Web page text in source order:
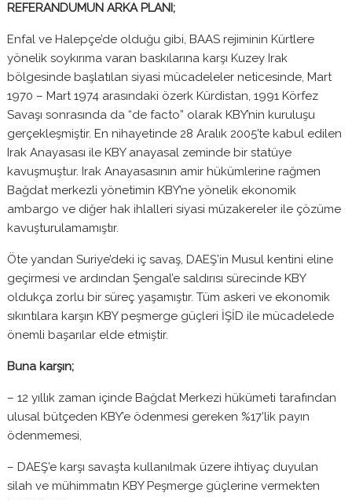
REFERANDUMUN ARKA PLANI;
Enfal ve Halepçe’de olduğu gibi, BAAS rejiminin Kürtlere
yönelik soykırıma varan baskılarına karşı Kuzey Irak
bölgesinde başlatılan siyasi mücadeleler neticesinde, Mart
1970 – Mart 1974 arasındaki özerk Kürdistan, 1991 Körfez
Savaşı sonrasında da “de facto” olarak KBY’nin kuruluşu
gerçekleşmiştir. En nihayetinde 28 Aralık 2005’te kabul edilen
Irak Anayasası ile KBY anayasal zeminde bir statüye
kavuşmuştur. Irak Anayasasının amir hükümlerine rağmen
Bağdat merkezli yönetimin KBY’ne yönelik ekonomik
ambargo ve diğer hak ihlalleri siyasi müzakereler ile çözüme
kavuşturulamamıştır.
Öte yandan Suriye’deki iç savaş, DAEŞ’in Musul kentini eline
geçirmesi ve ardından Şengal’e saldırısı sürecinde KBY
oldukça zorlu bir süreç yaşamıştır. Tüm askeri ve ekonomik
sıkıntılara karşın KBY peşmerge güçleri İŞİD ile mücadelede
önemli başarılar elde etmiştir.
Buna karşın;
– 12 yıllık zaman içinde Bağdat Merkezi hükümeti tarafından
ulusal bütçeden KBY’e ödenmesi gereken %17’lik payın
ödenmemesi,
– DAEŞ’e karşı savaşta kullanılmak üzere ihtiyaç duyulan
silah ve mühimmatın KBY Peşmerge güçlerine vermekten